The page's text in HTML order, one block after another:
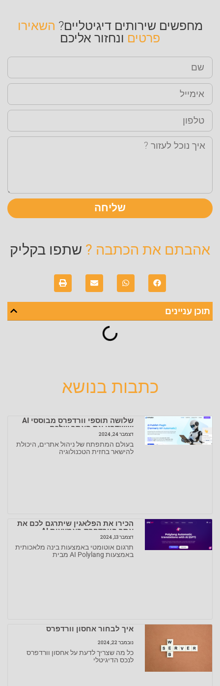
מחפשים שירותים דיגיטליים? השאירו
פרטיםונחזור אליכם
שליחה
אהבתם את הכתבה ? שתפו בקליק
תוכן עניינים
כתבות בנושא
שלושה תוספי וורדפרס מבוססי AI
שישדרגו את האתר שלכם
דצמבר 24, 2024
בעולם המתפתח של ניהול אתרים, היכולת
להישאר בחזית הטכנולוגיה
הכירו את הפלאגין שיתרגם לכם את
אתר הוורדפרס באמצעות AI
דצמבר 13, 2024
תרגום אוטומטי באמצעות בינה מלאכותית
באמצעות AI Polylang מבית
איך לבחור אחסון וורדפרס
נובמבר 22, 2024
כל מה שצריך לדעת על אחסון וורדפרס
לנכס הדיגיטלי